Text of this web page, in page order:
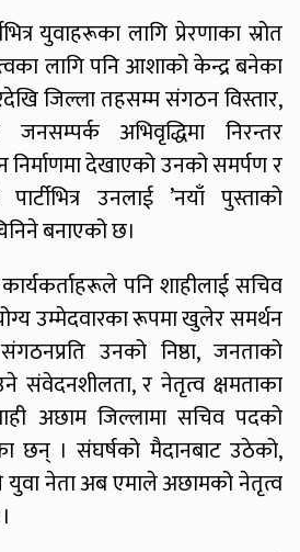
युवाहरूका लागि प्रेरणाका स्रोत
लागि पनि आशाको केन्द्र बनेका
जिल्ला तहसम्म संगठन विस्तार,
अभिवृद्धिमा निरन्तर
देखाएको उनको समर्पण र
उनलाई ’नयाँ पुस्ताको
बनाएको छ।
पनि शाहीलाई सचिव
उम्मेदवारका रूपमा खुलेर समर्थन
उनको निष्ठा, जनताको
संवेदनशीलता, र नेतृत्व क्षमताका
अछाम जिल्लामा सचिव पदको
छन् । संघर्षको मैदानबाट उठेको,
युवा नेता अब एमाले अछामको नेतृत्व